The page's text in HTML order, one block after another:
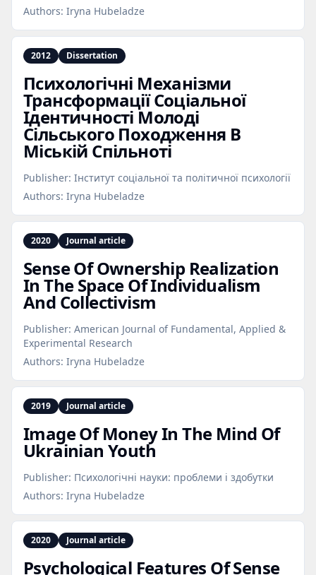
Authors: Iryna Hubeladze
2012 Dissertation
Психологічні Механізми
Трансформації Соціальної
Ідентичності Молоді
Сільського Походження В
Міській Спільноті
Publisher: Інститут соціальної та політичної психології
Authors: Iryna Hubeladze
2020 Journal article
Sense Of Ownership Realization
In The Space Of Individualism
And Collectivism
Publisher: American Journal of Fundamental, Applied &
Experimental Research
Authors: Iryna Hubeladze
2019 Journal article
Image Of Money In The Mind Of
Ukrainian Youth
Publisher: Психологічні науки: проблеми і здобутки
Authors: Iryna Hubeladze
2020 Journal article
Psychological Features Of Sense